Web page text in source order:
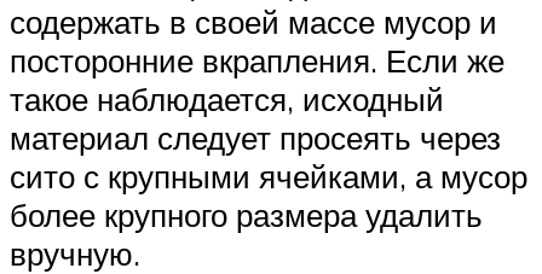
содержать в своей массе мусор и
посторонние вкрапления. Если же
такое наблюдается, исходный
материал следует просеять через
сито с крупными ячейками, а мусор
более крупного размера удалить
вручную.